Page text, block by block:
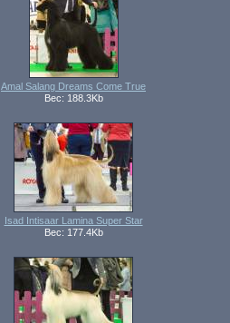
Amal Salang Dreams Come True
Вес: 188.3Kb
Isad Intisaar Lamina Super Star
Вес: 177.4Kb